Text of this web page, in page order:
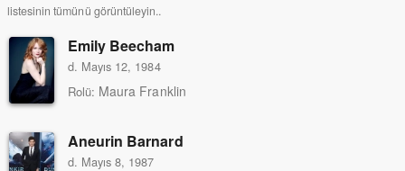
listesinin tümünü görüntüleyin..
Emily Beecham
d. Mayıs 12, 1984
Rolü: Maura Franklin
Aneurin Barnard
d. Mayıs 8, 1987